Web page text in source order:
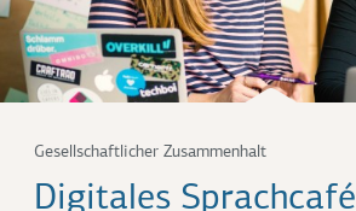
Gesellschaftlicher Zusammenhalt
Digitales Sprachcafé